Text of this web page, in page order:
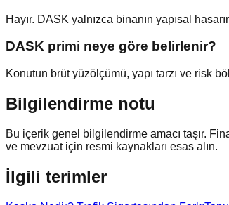
Hayır. DASK yalnızca binanın yapısal
DASK primi neye göre belirlenir?
Konutun brüt yüzölçümü, yapı tarzı ve risk
Bilgilendirme notu
Bu içerik genel bilgilendirme amacı taşır.
ve mevzuat için resmi kaynakları esas alın.
İlgili terimler